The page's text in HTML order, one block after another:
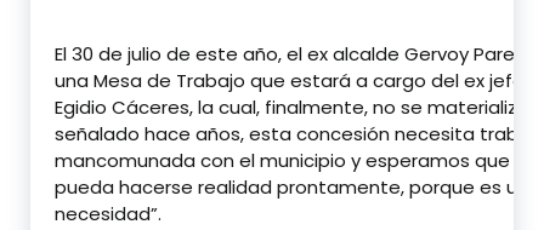
El 30 de julio de este año, el ex alcalde Gervoy
una Mesa de Trabajo que estará a cargo del ex jefe
Egidio Cáceres, la cual, finalmente, no se materializo.
señalado hace años, esta concesión necesita
mancomunada con el municipio y esperamos que la
pueda hacerse realidad prontamente, porque es
necesidad”.